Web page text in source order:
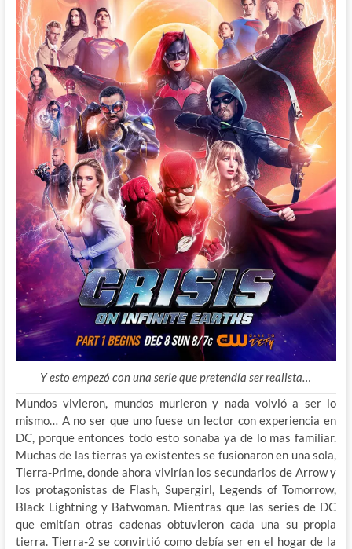
Y esto empezó con una serie que pretendía ser realista…
Mundos vivieron, mundos murieron y nada volvió a ser lo
mismo… A no ser que uno fuese un lector con experiencia en
DC, porque entonces todo esto sonaba ya de lo mas familiar.
Muchas de las tierras ya existentes se fusionaron en una sola,
Tierra-Prime, donde ahora vivirían los secundarios de Arrow y
los protagonistas de Flash, Supergirl, Legends of Tomorrow,
Black Lightning y Batwoman. Mientras que las series de DC
que emitían otras cadenas obtuvieron cada una su propia
tierra. Tierra-2 se convirtió como debía ser en el hogar de la